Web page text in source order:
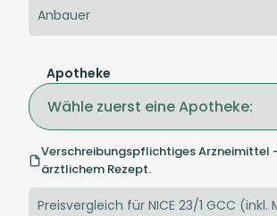
Anbauer
Apotheke
Wähle zuerst eine Apotheke:
Verschreibungspflichtiges Arzneimittel
ärztlichem Rezept.
Preisvergleich für NICE 23/1 GCC (inkl.